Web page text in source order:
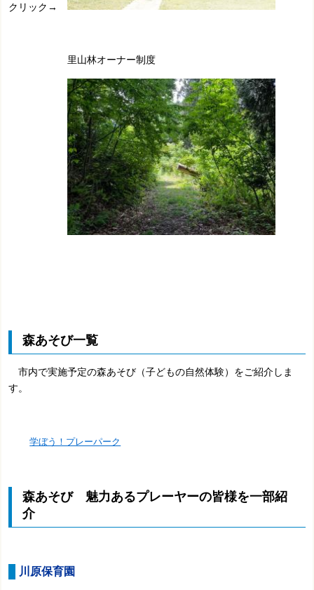
クリック→
里山林オーナー制度
森あそび一覧
市内で実施予定の森あそび（子どもの自然体験）をご紹介しま
す。
学ぼう！プレーパーク
森あそび 魅力あるプレーヤーの皆様を一部紹
介
川原保育園